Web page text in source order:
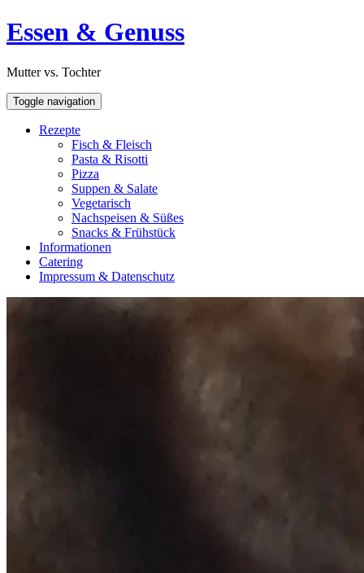
Skip
to
Open
Sidebar
Essen & Genuss
Mutter vs. Tochter
Toggle navigation
Rezepte
Fisch & Fleisch
Pasta & Risotti
Pizza
Suppen & Salate
Vegetarisch
Nachspeisen & Süßes
Snacks & Frühstück
Informationen
Catering
Impressum & Datenschutz